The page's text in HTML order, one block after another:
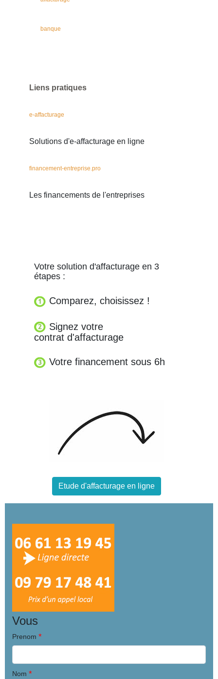
banque
Liens pratiques
e-affacturage
Solutions d'e-affacturage en ligne
financement-entreprise.pro
Les financements de l'entreprises
Votre solution d'affacturage en 3
étapes :
Comparez, choisissez !
Signez votre
contrat d'affacturage
Votre financement sous 6h
Etude d'affacturage en ligne
Vous
Prenom *
Nom *